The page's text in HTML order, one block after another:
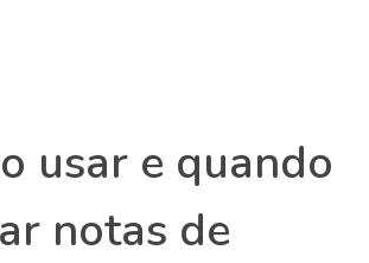
usar e quando
notas de